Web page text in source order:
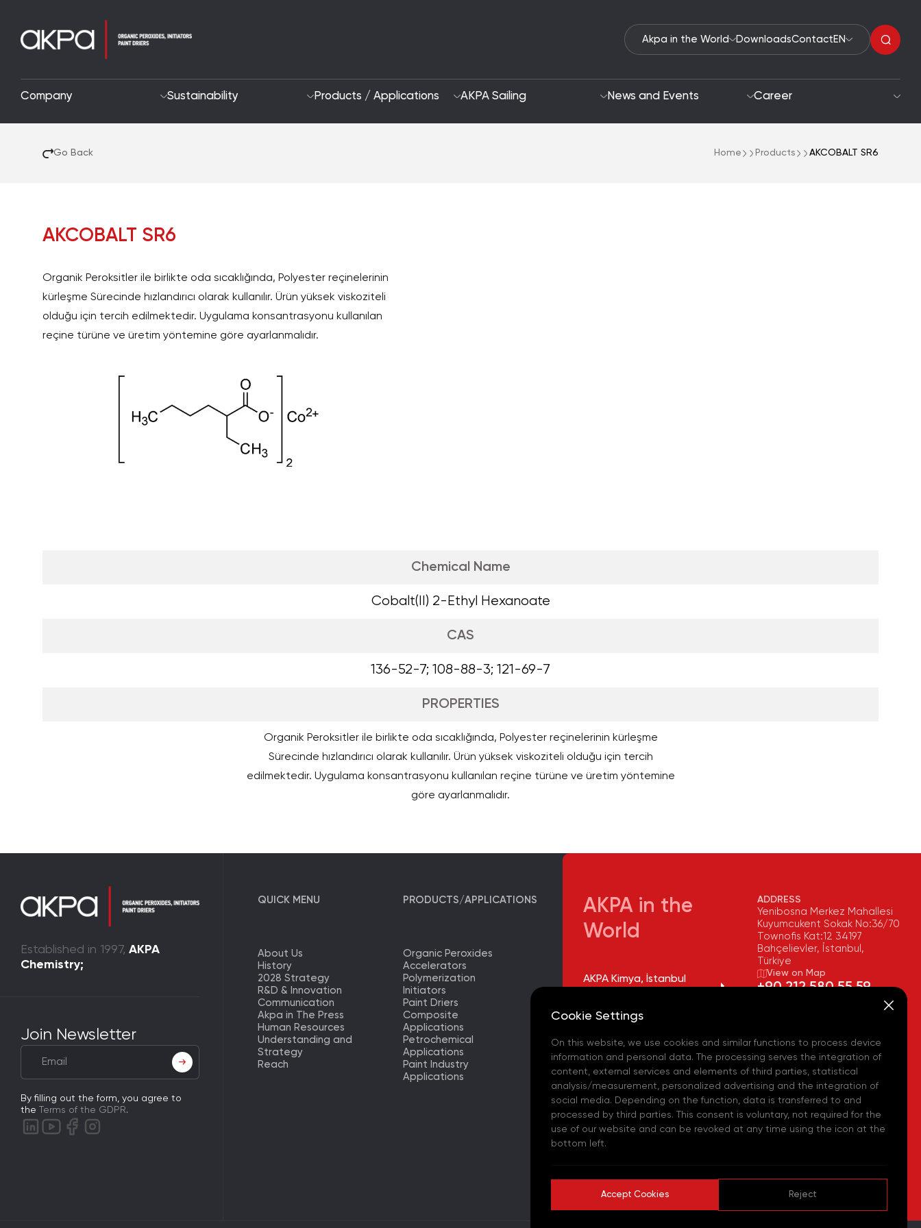
Akpa in the World DownloadsContact EN
Company Sustainability Products / Applications AKPA Sailing News and Events Career
Go Back Home Products AKCOBALT SR6
AKCOBALT SR6
Organik Peroksitler ile birlikte oda sıcaklığında, Polyester reçinelerinin
kürleşme Sürecinde hızlandırıcı olarak kullanılır. Ürün yüksek viskoziteli
olduğu için tercih edilmektedir. Uygulama konsantrasyonu kullanılan
reçine türüne ve üretim yöntemine göre ayarlanmalıdır.
Chemical Name
Cobalt(II) 2-Ethyl Hexanoate
CAS
136-52-7; 108-88-3; 121-69-7
PROPERTIES
Organik Peroksitler ile birlikte oda sıcaklığında, Polyester reçinelerinin kürleşme
Sürecinde hızlandırıcı olarak kullanılır. Ürün yüksek viskoziteli olduğu için tercih
edilmektedir. Uygulama konsantrasyonu kullanılan reçine türüne ve üretim yöntemine
göre ayarlanmalıdır.
Established in 1997, AKPA
Chemistry;
Join Newsletter
By filling out the form, you agree to
the
Terms of the GDPR.
QUICK MENU
About Us
History
2028 Strategy
R&D & Innovation
Communication
Akpa in The Press
Human Resources
Understanding and
Strategy
Reach
PRODUCTS/APPLICATIONS
Organic Peroxides
Accelerators
Polymerization
Initiators
Paint Driers
Composite
Applications
Petrochemical
Applications
Paint Industry
Applications
AKPA in the
World
AKPA Kimya, İstanbul
AKPA Kimya, Tekirdağ
AKPA Kimya, Avrupa Lojistik
Merkezi - (TR)
AKPA Chemicals US - (USA)
AKPA Chemie GmbH - (DE)
AKPA Chemical Iberia, S. L.
ADDRESS
Yenibosna Merkez Mahallesi
Kuyumcukent Sokak No:36/70
Townofis Kat:12 34197
Bahçelievler, İstanbul,
Türkiye
View on Map
+90 212 580 55 59
E-MAIL
info@akpakimya.com
WEBSITE
https://akpakimya.com/
Cookie Settings
On this website, we use cookies and similar functions to process device
information and personal data. The processing serves the integration of
content, external services and elements of third parties, statistical
analysis/measurement, personalized advertising and the integration of
social media. Depending on the function, data is transferred to and
processed by third parties. This consent is voluntary, not required for the
use of our website and can be revoked at any time using the icon at the
bottom left.
Accept Cookies Reject